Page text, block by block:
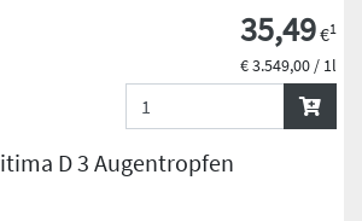
D 3 Augentropfen
35,49€1
€ 3.549,00 / 1l